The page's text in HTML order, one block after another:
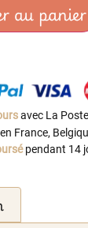
au panier
avec La Poste
France,
pendant 14